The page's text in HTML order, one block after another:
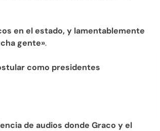
en el estado, y lamentablemente
gente».
como presidentes
de audios donde Graco y el